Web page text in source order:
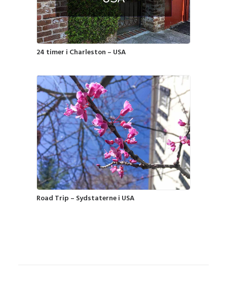
24 timer i Charleston – USA
Road Trip – Sydstaterne i USA